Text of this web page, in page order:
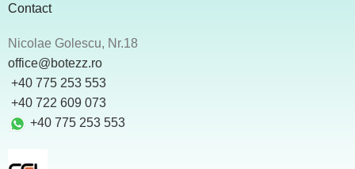
Contact
Nicolae Golescu, Nr.18
office@botezz.ro
+40 775 253 553
‪ +40 722 609 073
+40 775 253 553